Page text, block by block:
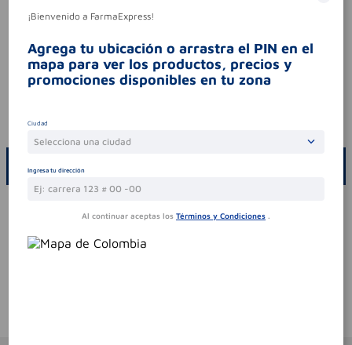
Características especiales
sabor menta
tipo de producto sedas
¡Bienvenido a FarmaExpress!
Agrega tu ubicación o arrastra el PIN en el
mapa para ver los productos, precios y
promociones disponibles en tu zona
Ciudad
Selecciona una ciudad
Ingresa tu dirección
Al continuar aceptas los Términos y Condiciones .